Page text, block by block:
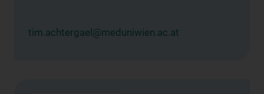
tim.achtergael@meduniwien.ac.at